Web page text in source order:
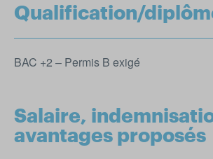
Qualification/
BAC +2 – Permis B exigé
Salaire,
avantages proposés